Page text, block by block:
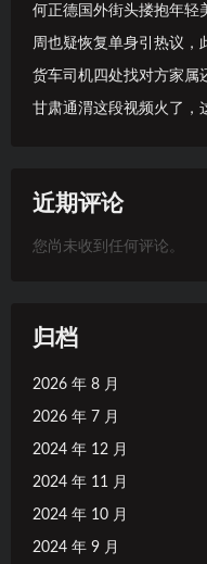
何正德国外街头搂抱年轻
周也疑恢复单身引热议，
货车司机四处找对方家属
甘肃通渭这段视频火了，
近期评论
您尚未收到任何评论。
归档
2026 年 8 月
2026 年 7 月
2024 年 12 月
2024 年 11 月
2024 年 10 月
2024 年 9 月